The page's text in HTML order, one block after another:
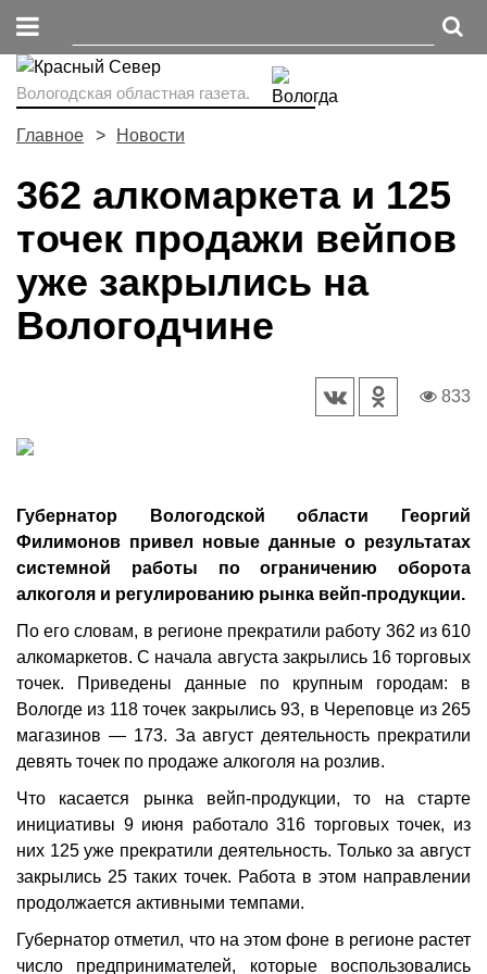
Вологодская областная газета.
Главное Новости
362 алкомаркета и 125
точек продажи вейпов
уже закрылись на
Вологодчине
833
Губернатор Вологодской области Георгий
Филимонов привел новые данные о результатах
системной работы по ограничению оборота
алкоголя и регулированию рынка вейп-продукции.
По его словам, в регионе прекратили работу 362 из 610
алкомаркетов. С начала августа закрылись 16 торговых
точек. Приведены данные по крупным городам: в
Вологде из 118 точек закрылись 93, в Череповце из 265
магазинов — 173. За август деятельность прекратили
девять точек по продаже алкоголя на розлив.
Что касается рынка вейп-продукции, то на старте
инициативы 9 июня работало 316 торговых точек, из
них 125 уже прекратили деятельность. Только за август
закрылись 25 таких точек. Работа в этом направлении
продолжается активными темпами.
Губернатор отметил, что на этом фоне в регионе растет
число предпринимателей, которые воспользовались